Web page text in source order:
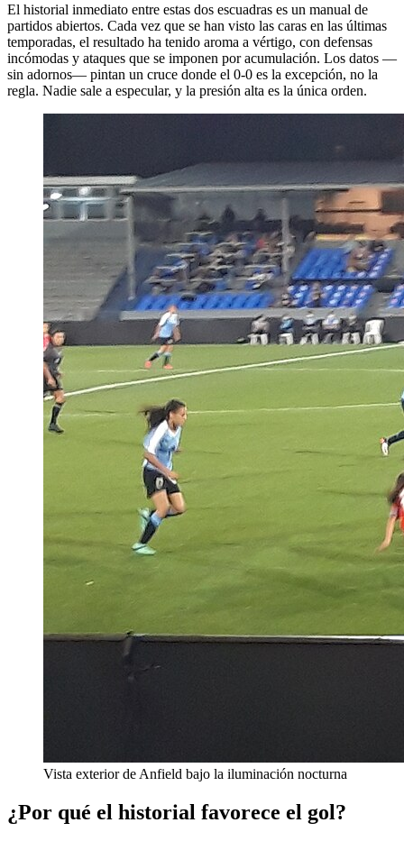
El historial inmediato entre estas dos escuadras es un manual de
partidos abiertos. Cada vez que se han visto las caras en las últimas
temporadas, el resultado ha tenido aroma a vértigo, con defensas
incómodas y ataques que se imponen por acumulación. Los datos —
sin adornos— pintan un cruce donde el 0-0 es la excepción, no la
regla. Nadie sale a especular, y la presión alta es la única orden.
Vista exterior de Anfield bajo la iluminación nocturna
¿Por qué el historial favorece el gol?